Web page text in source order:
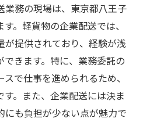
業務の現場は、東京都八王子
。軽貨物の企業配送では、
提供されており、経験が浅
できます。特に、業務委託の
で仕事を進められるため、
。また、企業配送には決ま
にも負担が少ない点が魅力で